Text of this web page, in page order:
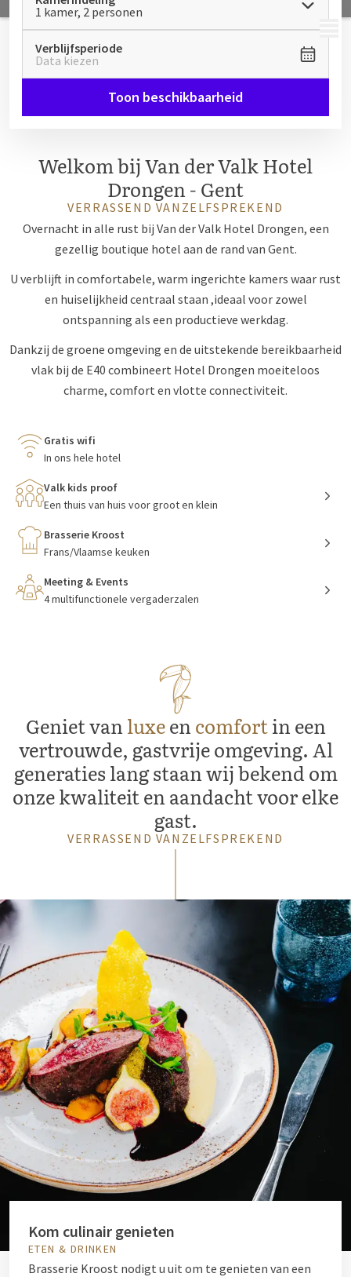
MENU
1 kamer, 2 personen
Verblijfsperiode
Data kiezen
Toon beschikbaarheid
Welkom bij Van der Valk Hotel
Drongen - Gent
VERRASSEND VANZELFSPREKEND
Overnacht in alle rust bij Van der Valk Hotel Drongen, een
gezellig boutique hotel aan de rand van Gent.
U verblijft in comfortabele, warm ingerichte kamers waar rust
en huiselijkheid centraal staan ,ideaal voor zowel
ontspanning als een productieve werkdag.
Dankzij de groene omgeving en de uitstekende bereikbaarheid
vlak bij de E40 combineert Hotel Drongen moeiteloos
charme, comfort en vlotte connectiviteit.
Gratis wifi
In ons hele hotel
Valk kids proof
Een thuis van huis voor groot en klein
Brasserie Kroost
Frans/Vlaamse keuken
Meeting & Events
4 multifunctionele vergaderzalen
Geniet vanluxeencomfortin een
vertrouwde, gastvrije omgeving. Al
generaties lang staan wij bekend om
onze kwaliteit en aandacht voor elke
gast.
VERRASSEND VANZELFSPREKEND
Kom culinair genieten
ETEN & DRINKEN
Brasserie Kroost nodigt u uit om te genieten van een